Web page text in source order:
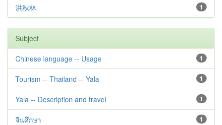
1
洪秋林
Subject
1
Chinese language -- Usage
1
Tourism -- Thailand -- Yala
1
Yala -- Description and travel
1
จีนศึกษา